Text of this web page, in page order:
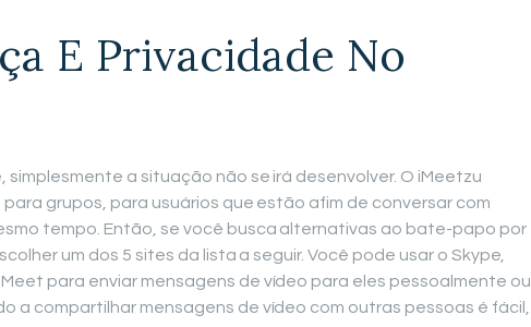
E Privacidade No
simplesmente a situação não se irá desenvolver. O iMeetzu
grupos, para usuários que estão afim de conversar com
tempo. Então, se você busca alternativas ao bate-papo por
um dos 5 sites da lista a seguir. Você pode usar o Skype,
para enviar mensagens de vídeo para eles pessoalmente ou
a compartilhar mensagens de vídeo com outras pessoas é fácil,